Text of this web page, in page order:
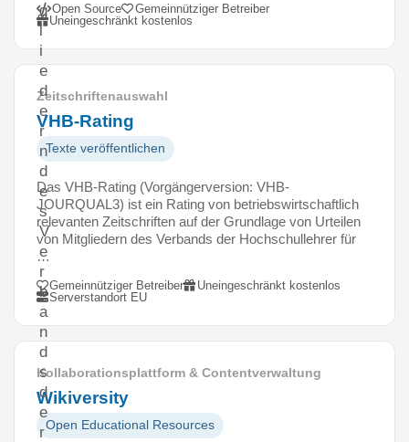
g
l
i
e
d
e
r
n
d
e
s
V
e
r
b
a
n
d
s
d
e
r
Open Source
Gemeinnütziger Betreiber
Uneingeschränkt kostenlos
Zeitschriftenauswahl
VHB-Rating
Texte veröffentlichen
Das VHB-Rating (Vorgängerversion: VHB-
JOURQUAL3) ist ein Rating von betriebswirtschaftlich
relevanten Zeitschriften auf der Grundlage von Urteilen
von Mitgliedern des Verbands der Hochschullehrer für
…
Gemeinnütziger Betreiber
Uneingeschränkt kostenlos
Serverstandort EU
Kollaborationsplattform & Contentverwaltung
Wikiversity
Open Educational Resources